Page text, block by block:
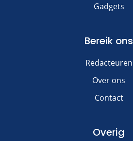
Gadgets
Bereik ons
Redacteuren
Over ons
Contact
Overig